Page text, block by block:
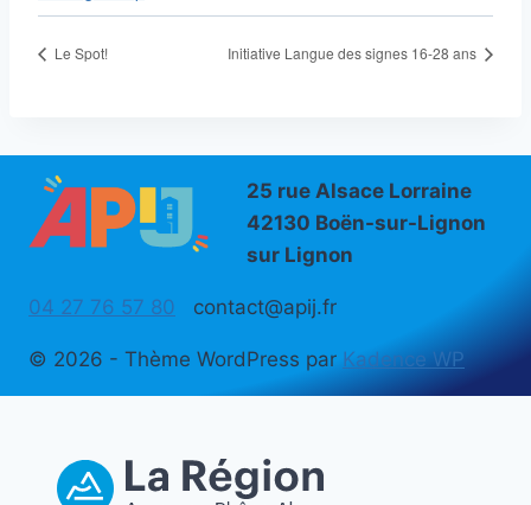
Le Spot! Initiative Langue des signes 16-28 ans
25 rue Alsace Lorraine
42130 Boën-sur-Lignon
sur Lignon
04 27 76 57 80 contact@apij.fr
© 2026 - Thème WordPress par Kadence WP